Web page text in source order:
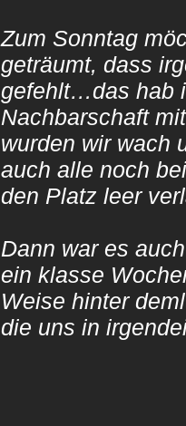
Zum Sonntag
geträumt, dass
gefehlt…das hab
Nachbarschaft
wurden wir wach
auch alle noch
den Platz leer
Dann war es
ein klasse
Weise hinter
die uns in